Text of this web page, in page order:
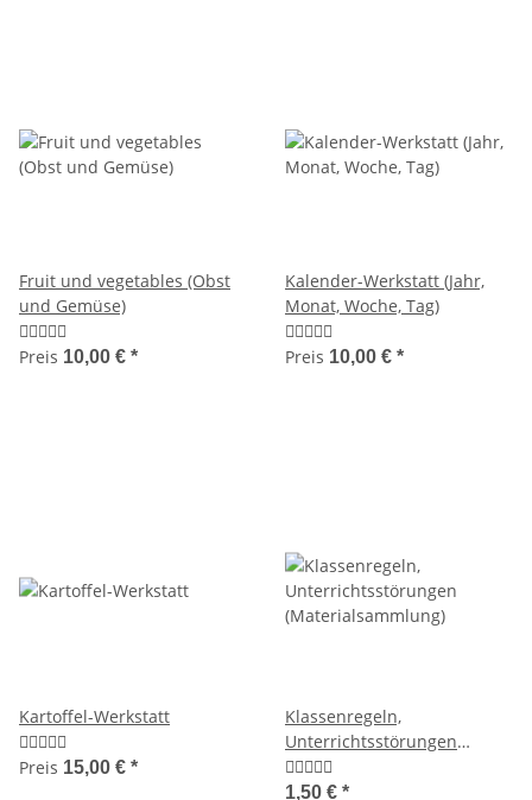
Fruit und vegetables (Obst
und Gemüse)
Preis 10,00 € *
Kalender-Werkstatt (Jahr,
Monat, Woche, Tag)
Preis 10,00 € *
Kartoffel-Werkstatt
Preis 15,00 € *
Klassenregeln,
Unterrichtsstörungen
(Materialsammlung)
1,50 € *